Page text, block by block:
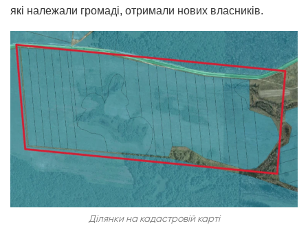
які належали громаді, отримали нових власників.
Ділянки на кадастровій карті